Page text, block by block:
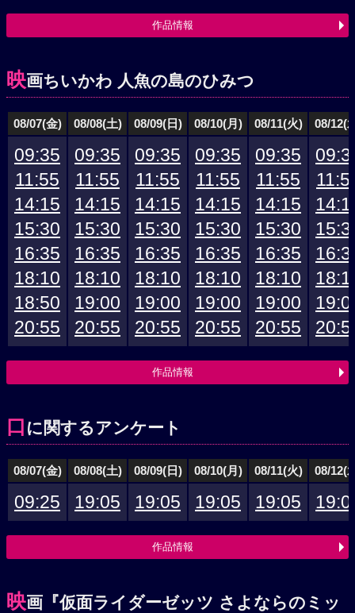
作品情報
映画ちいかわ 人魚の島のひみつ
08/07(金) 08/08(土) 08/09(日) 08/10(月) 08/11(火) 08/12(
09:35
11:55
14:15
15:30
16:35
18:10
18:50
20:55
09:35
11:55
14:15
15:30
16:35
18:10
19:00
20:55
09:35
11:55
14:15
15:30
16:35
18:10
19:00
20:55
09:35
11:55
14:15
15:30
16:35
18:10
19:00
20:55
09:35
11:55
14:15
15:30
16:35
18:10
19:00
20:55
作品情報
口 に関するアンケート
08/07(金) 08/08(土) 08/09(日) 08/10(月) 08/11(火) 08/12(
09:25 19:05 19:05 19:05 19:05
作品情報
映画『仮面ライダーゼッツ さよならのミッ